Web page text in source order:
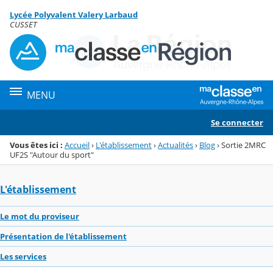
Menu de la rubrique
Contenu
Lycée Polyvalent Valery Larbaud
CUSSET
MENU
Se connecter
Vous êtes ici : Accueil› L'établissement›Actualités› Blog›Sortie 2MRC
UF2S "Autour du sport"
L'établissement
Le mot du proviseur
Présentation de l'établissement
Les services